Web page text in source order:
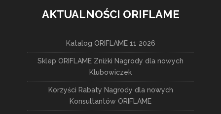
AKTUALNOŚCI ORIFLAME
Katalog ORIFLAME 11 2026
Sklep ORIFLAME Zniżki Nagrody dla nowych
Klubowiczek
Korzyści Rabaty Nagrody dla nowych
Konsultantów ORIFLAME